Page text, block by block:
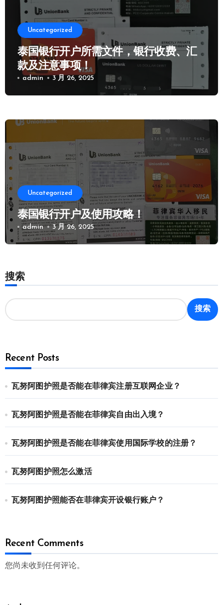
Uncategorized
泰国银行开户所需文件，银行收费、汇
款及注意事项！
admin 3 月 26, 2025
Uncategorized
泰国银行开户及使用攻略！
admin 3 月 26, 2025
搜索
搜索
Recent Posts
瓦努阿图护照是否能在菲律宾注册互联网企业？
瓦努阿图护照是否能在菲律宾自由出入境？
瓦努阿图护照是否能在菲律宾使用国际学校的注册？
瓦努阿图护照怎么激活
瓦努阿图护照能否在菲律宾开设银行账户？
Recent Comments
您尚未收到任何评论。